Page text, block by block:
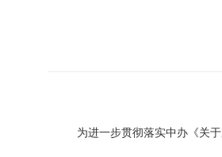
为进一步贯彻落实中办《关